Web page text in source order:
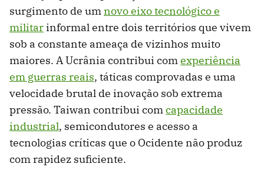
surgimento de umnovo eixo tecnológico e
militar informal entre dois territórios que vivem
sob a constante ameaça de vizinhos muito
maiores. A Ucrânia contribui comexperiência
em guerras reais, táticas comprovadas e uma
velocidade brutal de inovação sob extrema
pressão. Taiwan contribui comcapacidade
industrial, semicondutores e acesso a
tecnologias críticas que o Ocidente não produz
com rapidez suficiente.